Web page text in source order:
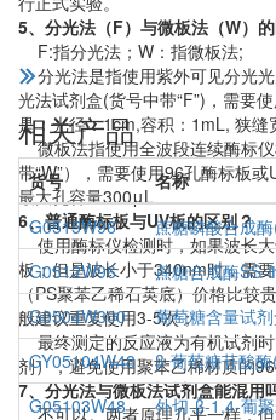
5、分光法（F）与微板法（W）
F:指分光法；W：指微板法;
分光法是指使用紫外可见分光光
光法试剂盒(货号中带“F”)，需要
是：光径：1cm,容积：1mL, 狭缝
微板法指使用全波段连续酶标仪
带“W”），需要使用96孔酶标板或
最大孔容量300μL
6、普通酶标板与UV板的区别？
使用酶标仪检测时，如果波长
板；但是波长小于340nm时，需
（PS聚苯乙稀石英底）价格比较
般建议重复使用3-5次；
最终测定的反应液为有机试剂时
剂），避免使用聚苯乙稀材质的
7、分光法与微板法试剂盒能混用
不可以。两者原理几乎一样，
相关产品
货号
名称
G0515W96
蔗糖磷酸合成
G0512W96
蔗糖合成酶SS-
G0504W300
葡萄糖含量试
GY05104W48
β-葡萄糖苷酸
G05103W48
外切-β-1,4-葡